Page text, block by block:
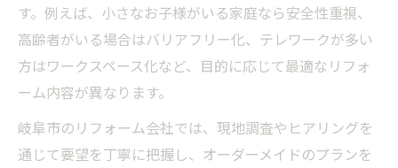
す。例えば、小さなお子様がいる家庭なら安全性重視、
高齢者がいる場合はバリアフリー化、テレワークが多い
方はワークスペース化など、目的に応じて最適なリフォ
ーム内容が異なります。
岐阜市のリフォーム会社では、現地調査やヒアリングを
通じて要望を丁寧に把握し、オーダーメイドのプランを